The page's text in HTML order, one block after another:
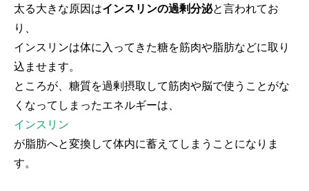
太る大きな原因はインスリンの過剰分泌と言われてお
り、
インスリンは体に入ってきた糖を筋肉や脂肪などに取り
込ませます。
ところが、糖質を過剰摂取して筋肉や脳で使うことがな
くなってしまったエネルギーは、
インスリン
が脂肪へと変換して体内に蓄えてしまうことになりま
す。